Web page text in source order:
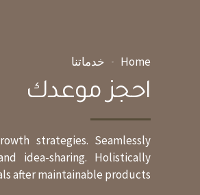
Home خدماتنا
احجز موعدك
strategies. Seamlessly
idea-sharing. Holistically
after maintainable products.